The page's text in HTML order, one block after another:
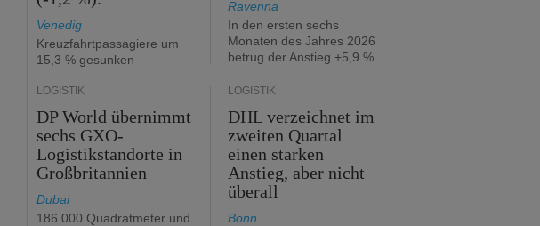
Venedig
Kreuzfahrtpassagiere um
15,3 % gesunken
Ravenna
In den ersten sechs
Monaten des Jahres 2026
betrug der Anstieg +5,9 %.
LOGISTIK
DP World übernimmt
sechs GXO-
Logistikstandorte in
Großbritannien
Dubai
186.000 Quadratmeter und
LOGISTIK
DHL verzeichnet im
zweiten Quartal
einen starken
Anstieg, aber nicht
überall
Bonn